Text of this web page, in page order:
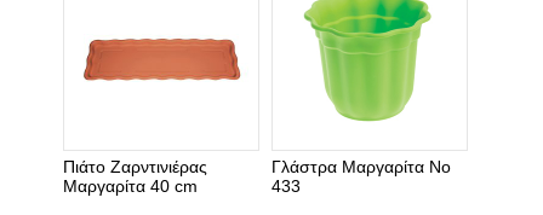
Πιάτο Ζαρντινιέρας
Μαργαρίτα 40 cm
Γλάστρα Μαργαρίτα Νο
433